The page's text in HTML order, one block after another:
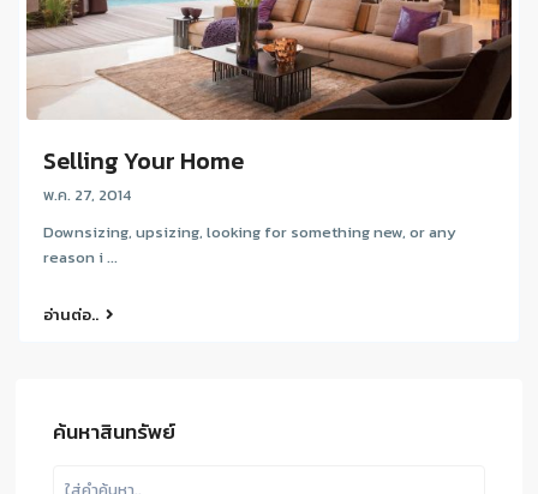
Selling Your Home
พ.ค. 27, 2014
Downsizing, upsizing, looking for something new, or any
reason i ...
อ่านต่อ..
ค้นหาสินทรัพย์